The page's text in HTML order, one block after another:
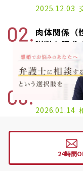
2025.12.03
肉体関係（
謝料を請求
を支払わな
2026.01.27
生命保険
2026.01.14
分割での支
2026.01.30